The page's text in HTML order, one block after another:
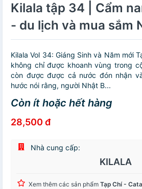
Kilala tập 34 | Cẩm
- du lịch và mua sắm
Kilala Vol 34: Giáng Sinh và Năm mới
không chỉ được khoanh vùng trong
còn được được cả nước đón nhận
hước nói rằng, người Nhật B...
Còn ít hoặc hết hàng
28,500 đ
Nhà cung cấp:
KILALA
Xem thêm các sản phẩm Tạp Chí -